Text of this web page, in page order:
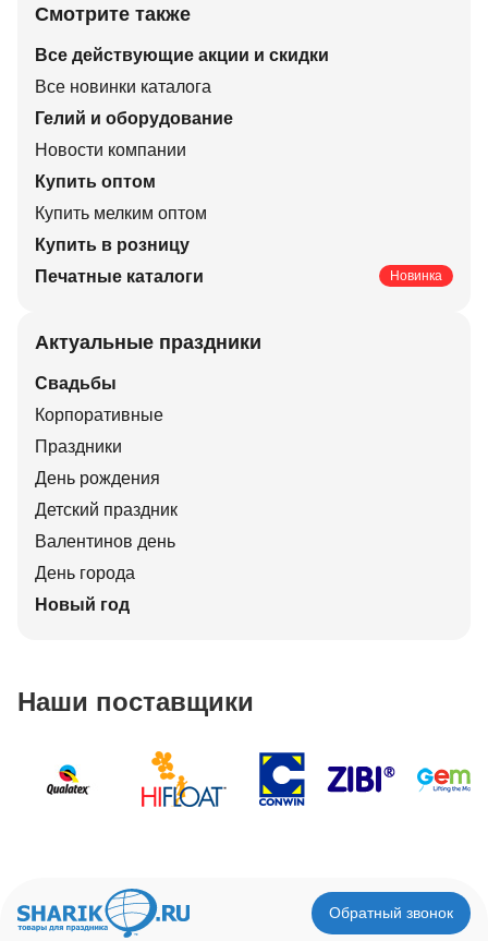
Смотрите также
Все действующие акции и скидки
Все новинки каталога
Гелий и оборудование
Новости компании
Купить оптом
Купить мелким оптом
Купить в розницу
Печатные каталоги
Новинка
Актуальные праздники
Свадьбы
Корпоративные
Праздники
День рождения
Детский праздник
Валентинов день
День города
Новый год
Наши поставщики
Обратный звонок